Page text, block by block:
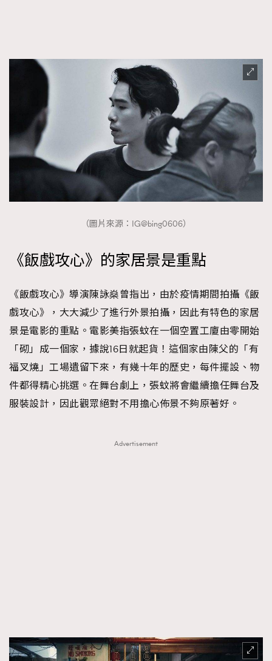
TRENDING
AFrenchMind
DressLikeAParisienne
EmpowerF
FashionWeek FigaroAesthetic
（圖片來源：IG@bing0606）
《飯戲攻心》的家居景是重點
《飯戲攻心》導演陳詠燊曾指出，由於疫情期間拍攝《飯
戲攻心》，大大減少了進行外景拍攝，因此有特色的家居
景是電影的重點。電影美指張蚊在一個空置工廈由零開始
「砌」成一個家，據說16日就起貨！這個家由陳父的「有
福叉燒」工場遺留下來，有幾十年的歷史，每件擺設、物
件都得精心挑選。在舞台劇上，張蚊將會繼續擔任舞台及
服裝設計，因此觀眾絕對不用擔心佈景不夠原著好。
Advertisement